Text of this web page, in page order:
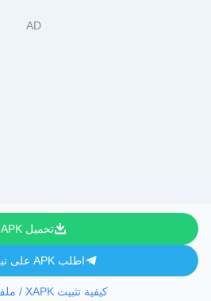
تحميل APK
اطلب APK على تيليجرام
كيفية تثبيت XAPK / ملف APK